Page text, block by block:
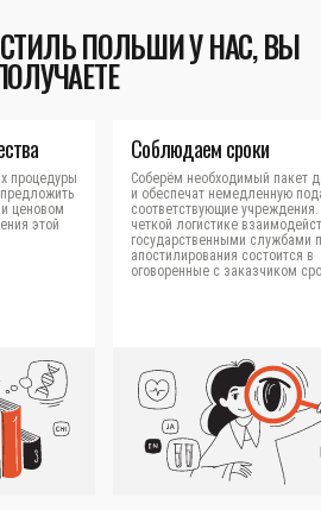
ПОЛЬШИ У НАС, ВЫ
процедуры
ценовом
этой
Соблюдаем сроки
Соберём необходимый пакет
и обеспечат немедленную
соответствующие
четкой логистике
государственными службами
апостилирования состоится в
оговоренные с заказчиком